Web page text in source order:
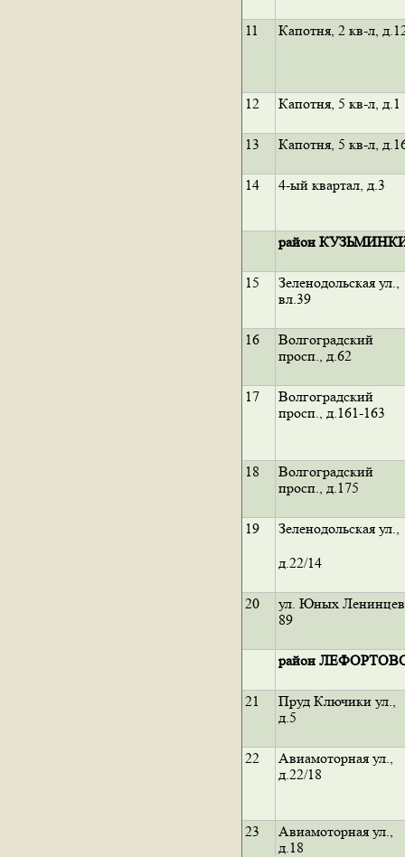
11 Капотня, 2 кв-л,
12 Капотня, 5 кв-л, д.1
13 Капотня, 5 кв-л,
14 4-ый квартал, д.3
район
15
Зеленодольская ул.,
вл.39
16
Волгоградский
просп., д.62
17
Волгоградский
просп., д.161-163
18
Волгоградский
просп., д.175
19
Зеленодольская ул.,
д.22/14
20
ул. Юных
89
район
21
Пруд Ключики ул.,
д.5
22
Авиамоторная ул.,
д.22/18
23
Авиамоторная ул.,
д.18